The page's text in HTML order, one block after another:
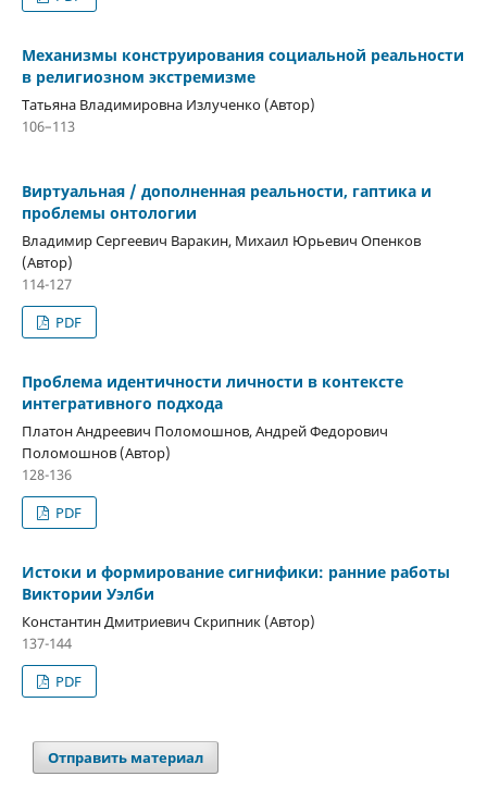
Механизмы конструирования социальной реальности
в религиозном экстремизме
Татьяна Владимировна Излученко (Автор)
106–113
Виртуальная / дополненная реальности, гаптика и
проблемы онтологии
Владимир Сергеевич Варакин, Михаил Юрьевич Опенков
(Автор)
114-127
PDF
Проблема идентичности личности в контексте
интегративного подхода
Платон Андреевич Поломошнов, Андрей Федорович
Поломошнов (Автор)
128-136
PDF
Истоки и формирование сигнифики: ранние работы
Виктории Уэлби
Константин Дмитриевич Скрипник (Автор)
137-144
PDF
Отправить материал